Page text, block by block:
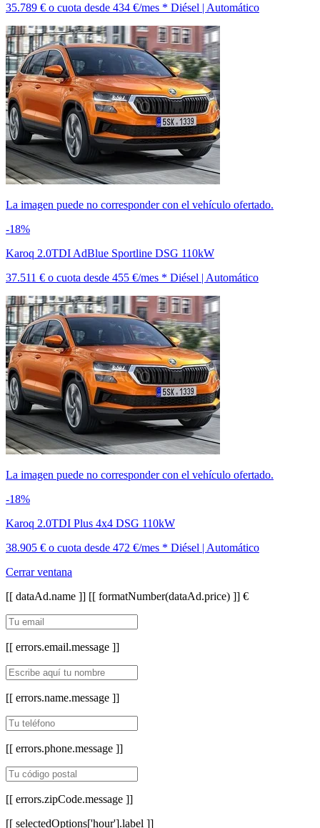
35.789 € o cuota desde 434 €/mes * Diésel | Automático
La imagen puede no corresponder con el vehículo ofertado.
-18%
Karoq 2.0TDI AdBlue Sportline DSG 110kW
37.511 € o cuota desde 455 €/mes * Diésel | Automático
La imagen puede no corresponder con el vehículo ofertado.
-18%
Karoq 2.0TDI Plus 4x4 DSG 110kW
38.905 € o cuota desde 472 €/mes * Diésel | Automático
Cerrar ventana
[[ dataAd.name ]] [[ formatNumber(dataAd.price) ]] €
[[ errors.email.message ]]
[[ errors.name.message ]]
[[ errors.phone.message ]]
[[ errors.zipCode.message ]]
[[ selectedOptions['hour'].label ]]